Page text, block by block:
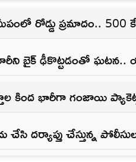
రోడ్డు ప్రమాదం..
బైక్ ఢీకొట్టడంతో ఘటన..
కింద భారీగా గంజాయి ప్యాకెట్లు
దర్యాప్తు చేస్తున్న